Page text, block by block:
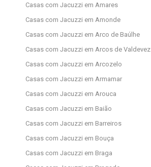
Casas com Jacuzzi em Amares
Casas com Jacuzzi em Amonde
Casas com Jacuzzi em Arco de Baúlhe
Casas com Jacuzzi em Arcos de Valdevez
Casas com Jacuzzi em Arcozelo
Casas com Jacuzzi em Armamar
Casas com Jacuzzi em Arouca
Casas com Jacuzzi em Baião
Casas com Jacuzzi em Barreiros
Casas com Jacuzzi em Bouça
Casas com Jacuzzi em Braga